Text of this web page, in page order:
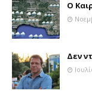
Ο
Δεν